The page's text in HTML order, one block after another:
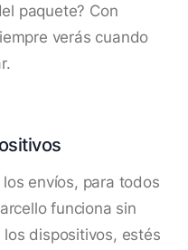
paquete? Con
verás cuando
envíos, para todos
funciona sin
dispositivos, estés